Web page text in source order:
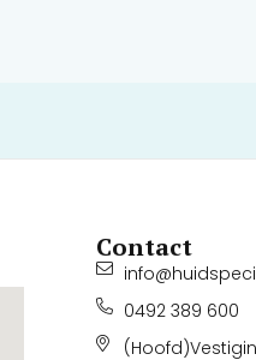
Contact
0492 389 600